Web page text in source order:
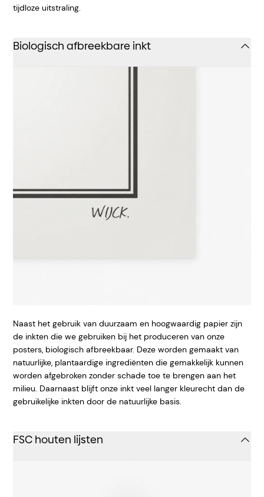
tijdloze uitstraling.
Biologisch afbreekbare inkt
Naast het gebruik van duurzaam en hoogwaardig papier zijn
de inkten die we gebruiken bij het produceren van onze
posters, biologisch afbreekbaar. Deze worden gemaakt van
natuurlijke, plantaardige ingrediënten die gemakkelijk kunnen
worden afgebroken zonder schade toe te brengen aan het
milieu. Daarnaast blijft onze inkt veel langer kleurecht dan de
gebruikelijke inkten door de natuurlijke basis.
FSC houten lijsten